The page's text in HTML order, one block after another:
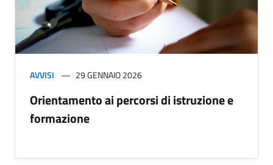
AVVISI 29 GENNAIO 2026
Orientamento ai percorsi di istruzione e
formazione